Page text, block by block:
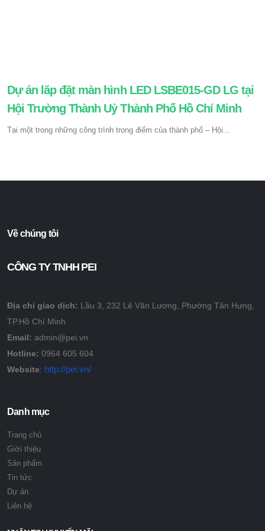
Dự án lăp đặt màn hình LED LSBE015-GD LG tại
Hội Trường Thành Uỷ Thành Phố Hồ Chí Minh
Tại một trong những công trình trọng điểm của thành phố – Hội...
Về chúng tôi
CÔNG TY TNHH PEI
Địa chỉ giao dịch: Lầu 3, 232 Lê Văn Lương, Phường Tân Hưng,
TP.Hồ Chí Minh
Email: admin@pei.vn
Hotline: 0964 605 604
Website: http://pei.vn/
Danh mục
Trang chủ
Giới thiệu
Sản phẩm
Tin tức
Dự án
Liên hệ